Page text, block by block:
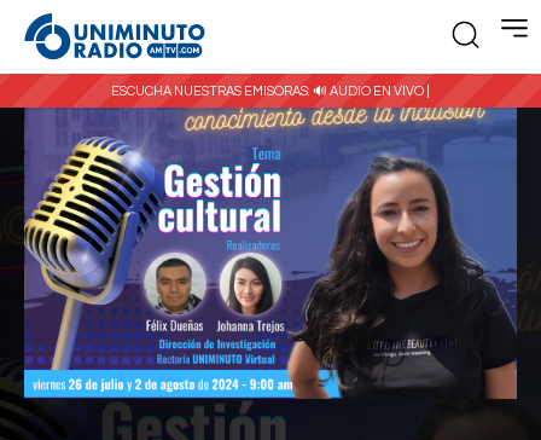
ESCUCHA NUESTRAS EMISORAS: 🔊 AUDIO EN VIVO |